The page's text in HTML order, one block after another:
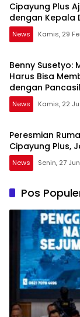
Cipayung Plus
dengan Kepala
News Kamis, 29
Benny Susetyo:
Harus Bisa
dengan
News Kamis, 22
Peresmian
Cipayung Plus,
News Senin, 27
Pos